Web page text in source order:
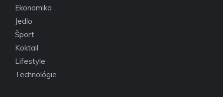
Ekonomika
Jedlo
Šport
Koktail
Lifestyle
Technológie